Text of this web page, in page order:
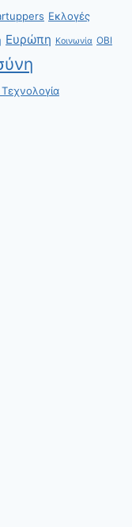
Εκλογές
Ευρώπη Κοινωνία ΟΒΙ